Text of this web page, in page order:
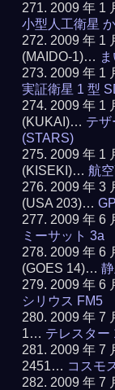
2009 年 1
小型人工衛星
2009 年 1
(MAIDO-1)…
2009 年 1
実証衛星 1 型
2009 年 1
(KUKAI)… テザ
(STARS)
2009 年 1
(KISEKI)…航
2009 年 3
(USA 203)…
2009 年 6
ミーサット 3a
2009 年 6
(GOES 14)…
2009 年 6
シリウス FM5
2009 年 7
1… テレスター
2009 年 7
2451… コスモ
2009 年 7